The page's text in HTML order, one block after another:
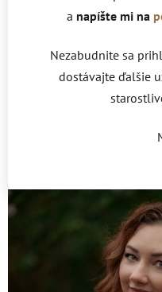
a napíšte mi na
Nezabudnite sa
dostávajte ďalšie